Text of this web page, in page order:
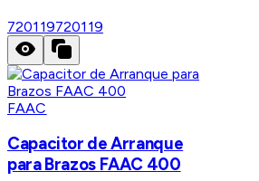
720119720119
FAAC
Capacitor de Arranque
para Brazos FAAC 400